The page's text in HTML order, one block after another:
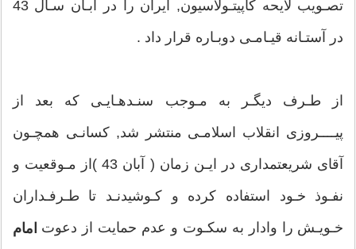
تصـويب لايحه كاپيتـولاسيون, ايران را در آبـان سـال 43
در آستـانه قيـامـى دوبـاره قرار داد .
از طـرف ديگـر به مـوجب سنـدهـايـى كه بعد از
پيــــروزى انقلاب اسلامـى منتشر شد, كسانـى همچـون
آقاى شريعتمدارى در ايـن زمان ( آبان 43 )از مـوقعيت و
نفـوذ خـود استفاده كرده و كـوشيدنـد تا طـرفـداران
خـويـش را وادار به سكـوت و عدم حمايت از دعوت امام
اشغال ايران، خروج رضاخان از ايران و آغاز سلطنت
قيام اصلاحي بود. با همه كوششها و اقدامات روح‌الله قيام
مورد نظر صورت نگرفت. امام در اين دوره عالمي است
كامل و جامع الشرايط، رهبري است هوشيار با پشتوانه دانش
و بينش سياسي با كوله‌باري از تجربه دوران 20 ساله
رضاخاني، كه شناخت كاملي از اوضاع ايران و جهان دارد، لذا